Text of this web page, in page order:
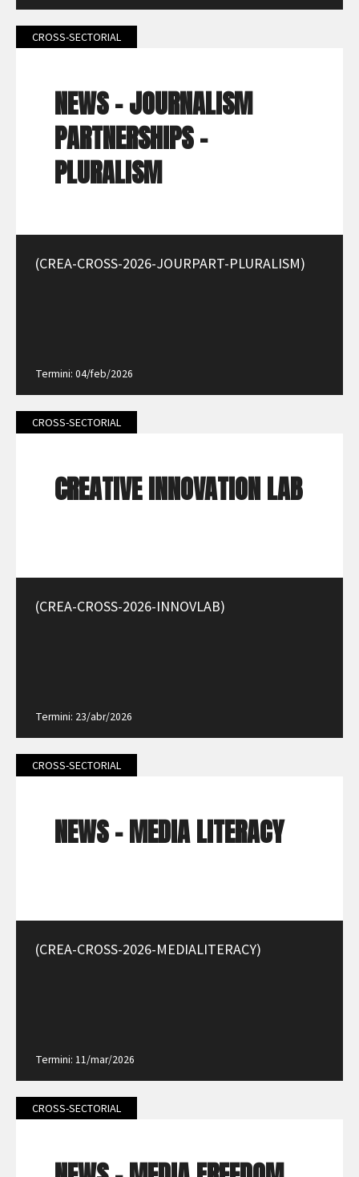
CROSS-SECTORIAL
NEWS - JOURNALISM
PARTNERSHIPS -
PLURALISM
(CREA-CROSS-2026-JOURPART-PLURALISM)
Termini: 04/feb/2026
CROSS-SECTORIAL
CREATIVE INNOVATION LAB
(CREA-CROSS-2026-INNOVLAB)
Termini: 23/abr/2026
CROSS-SECTORIAL
NEWS - MEDIA LITERACY
(CREA-CROSS-2026-MEDIALITERACY)
Termini: 11/mar/2026
CROSS-SECTORIAL